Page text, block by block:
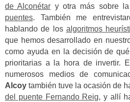
de Alconétar y otra más sobre
puentes. También me
hablando de los algoritmos
que hemos desarrollado en
como ayuda en la decisión de
prioritarias a la hora de invertir.
numerosos medios de
Alcoy también tuve la ocasión de
del puente Fernando Reig, y allí